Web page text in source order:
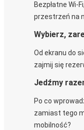
Bezpłatne Wi-
przestrzeń na
Wybierz,
Od ekranu do
zajmij się
Jedźmy
Po co
zamiast tego
mobilność?